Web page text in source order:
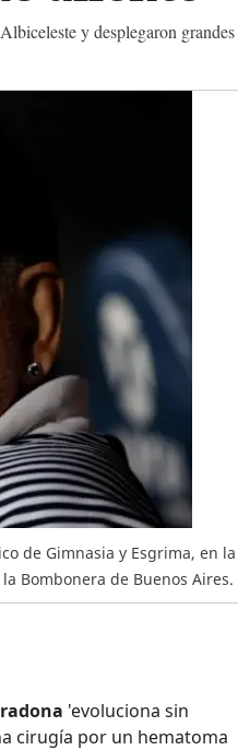
y desplegaron
de Gimnasia y Esgrima, en la
Bombonera de Buenos Aires.
'evoluciona sin
cirugía por un hematoma